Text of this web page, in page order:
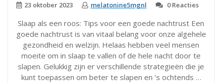
23 oktober 2023 melatonine5mgnl 0 Reacties
Slaap als een roos: Tips voor een goede nachtrust Een
goede nachtrust is van vitaal belang voor onze algehele
gezondheid en welzijn. Helaas hebben veel mensen
moeite om in slaap te vallen of de hele nacht door te
slapen. Gelukkig zijn er verschillende strategieën die je
kunt toepassen om beter te slapen en ’s ochtends …